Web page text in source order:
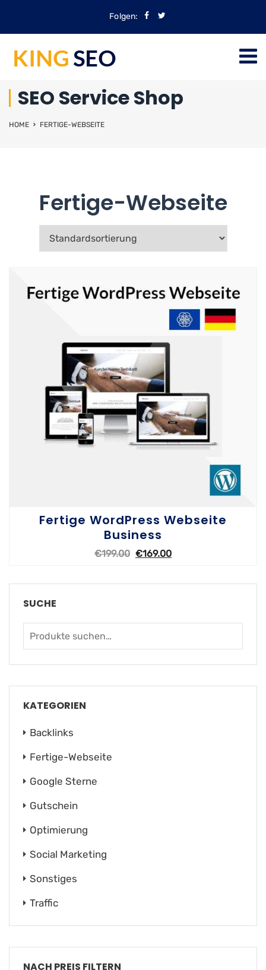
Folgen:
SEO Service Shop
HOME FERTIGE-WEBSEITE
Fertige-Webseite
Fertige WordPress Webseite
Business
€199.00 €169.00
SUCHE
KATEGORIEN
Backlinks
Fertige-Webseite
Google Sterne
Gutschein
Optimierung
Social Marketing
Sonstiges
Traffic
NACH PREIS FILTERN